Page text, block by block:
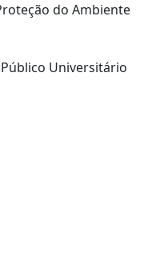
do Ambiente
Universitário